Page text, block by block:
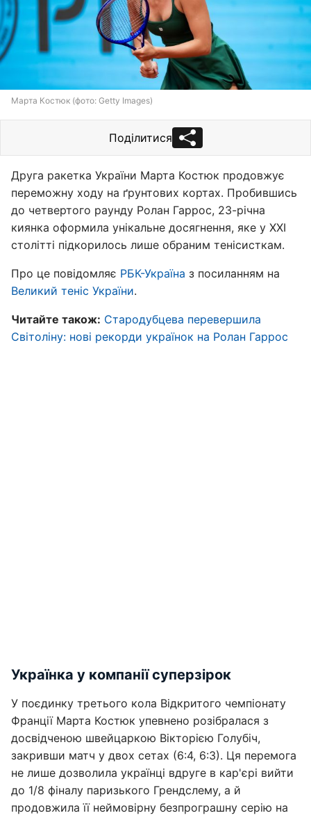
Марта Костюк (фото: Getty Images)
Поділитися
Друга ракетка України Марта Костюк продовжує
переможну ходу на ґрунтових кортах. Пробившись
до четвертого раунду Ролан Гаррос, 23-річна
киянка оформила унікальне досягнення, яке у XXI
столітті підкорилось лише обраним тенісисткам.
Про це повідомляє РБК-Україна з посиланням на
Великий теніс України.
Читайте також: Стародубцева перевершила
Світоліну: нові рекорди українок на Ролан Гаррос
Українка у компанії суперзірок
У поєдинку третього кола Відкритого чемпіонату
Франції Марта Костюк упевнено розібралася з
досвідченою швейцаркою Вікторією Голубіч,
закривши матч у двох сетах (6:4, 6:3). Ця перемога
не лише дозволила українці вдруге в кар'єрі вийти
до 1/8 фіналу паризького Грендслему, а й
продовжила її неймовірну безпрограшну серію на